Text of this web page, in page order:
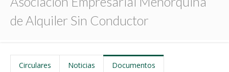
de Alquiler Sin Conductor
Circulares Noticias Documentos